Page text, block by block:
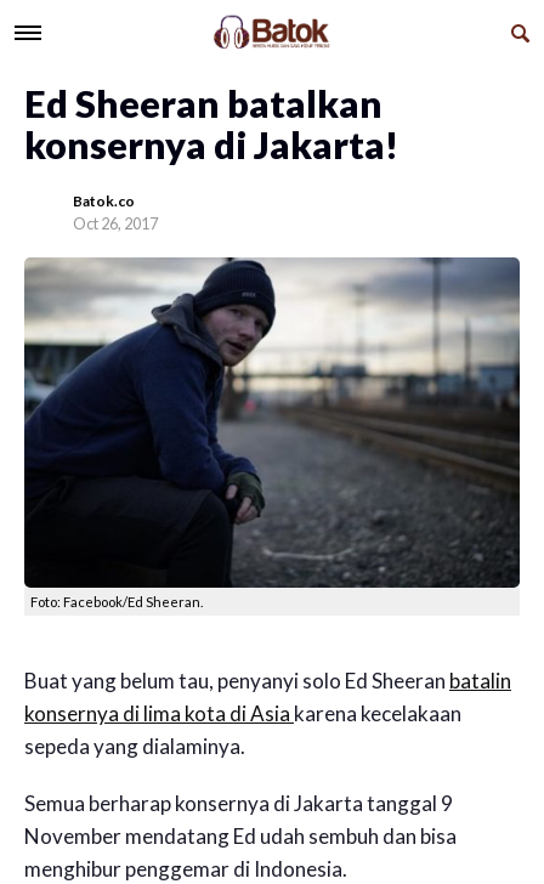
Ed Sheeran batalkan
konsernya di Jakarta!
Batok.co
Oct 26, 2017
Foto: Facebook/Ed Sheeran.
Buat yang belum tau, penyanyi solo Ed Sheeran batalin
konsernya di lima kota di Asia karena kecelakaan
sepeda yang dialaminya.
Semua berharap konsernya di Jakarta tanggal 9
November mendatang Ed udah sembuh dan bisa
menghibur penggemar di Indonesia.